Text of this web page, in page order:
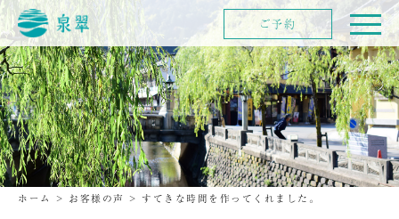
ホーム > お客様の声 > すてきな時間を作ってくれました。
ご予約